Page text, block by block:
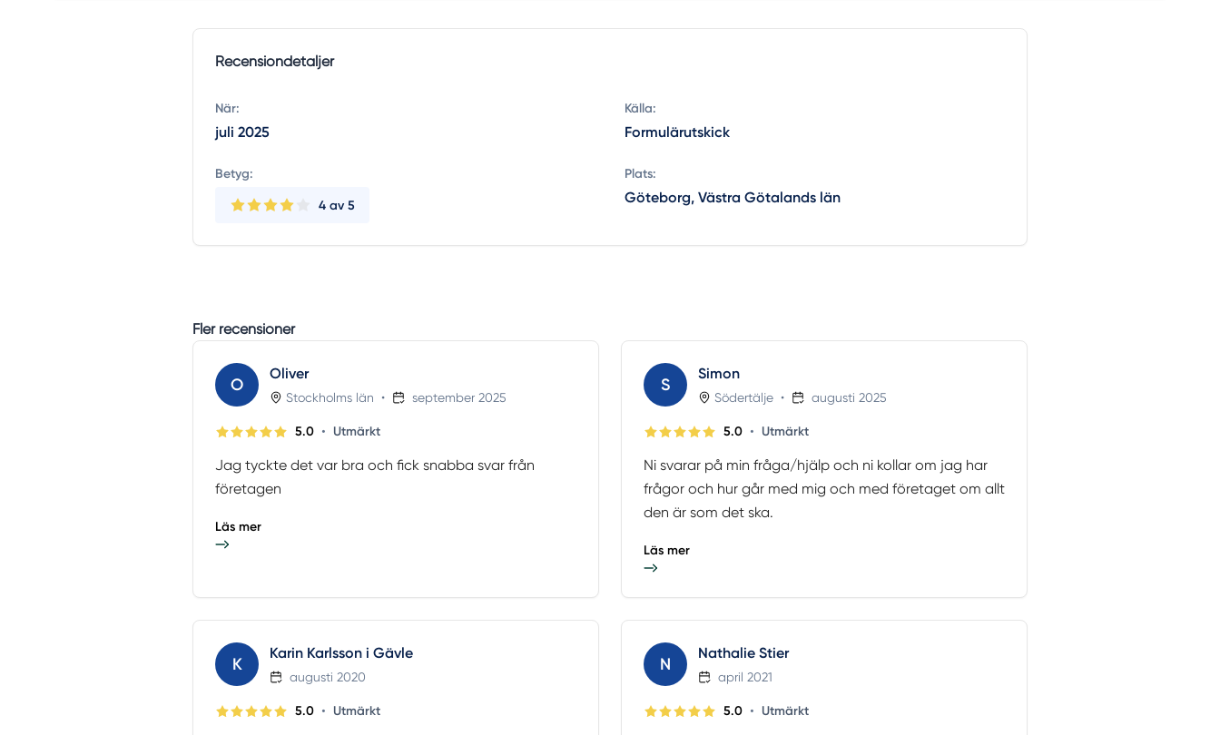
Recensiondetaljer
När:
juli 2025
Källa:
Formulärutskick
Betyg:
4 av 5
Plats:
Göteborg, Västra Götalands län
Fler recensioner
O
Oliver
Stockholms län • september 2025
5.0 • Utmärkt
Jag tyckte det var bra och fick snabba svar från
företagen
Läs mer
S
Simon
Södertälje • augusti 2025
5.0 • Utmärkt
Ni svarar på min fråga/hjälp och ni kollar om jag har
frågor och hur går med mig och med företaget om allt
den är som det ska.
Läs mer
K
Karin Karlsson i Gävle
augusti 2020
5.0 • Utmärkt
N
Nathalie Stier
april 2021
5.0 • Utmärkt